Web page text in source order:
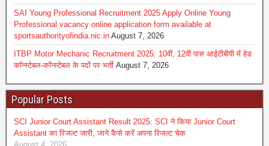
SAI Young Professional Recruitment 2025 Apply Online Young
Professional vacancy online application form available at
sportsauthorityofindia.nic.in August 7, 2026
ITBP Motor Mechanic Recruitment 2025: 10वीं, 12वीं पास आईटीबीपी में हेड
कॉन्स्टेबल-कॉन्स्टेबल के पदों पर भर्ती August 7, 2026
Popular Posts
SCI Junior Court Assistant Result 2025: SCI ने किया Junior Court
Assistant का रिजल्ट जारी, जाने कैसे करें अपना रिजल्ट चेक